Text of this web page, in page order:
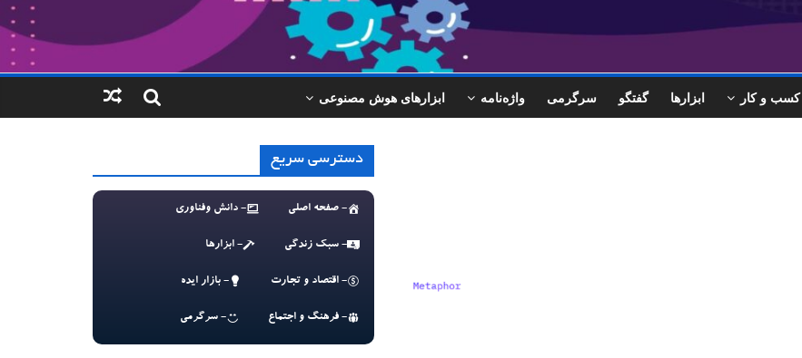
کسب و کار ابزارها گفتگو سرگرمی واژه‌نامه ابزارهای هوش مصنوعی
دسترسی سریع
- صفحه اصلی - دانش وفناوری
- سبک زندگی - ابزارها
- اقتصاد و تجارت - بازار ایده
- فرهنگ و اجتماع - سرگرمی